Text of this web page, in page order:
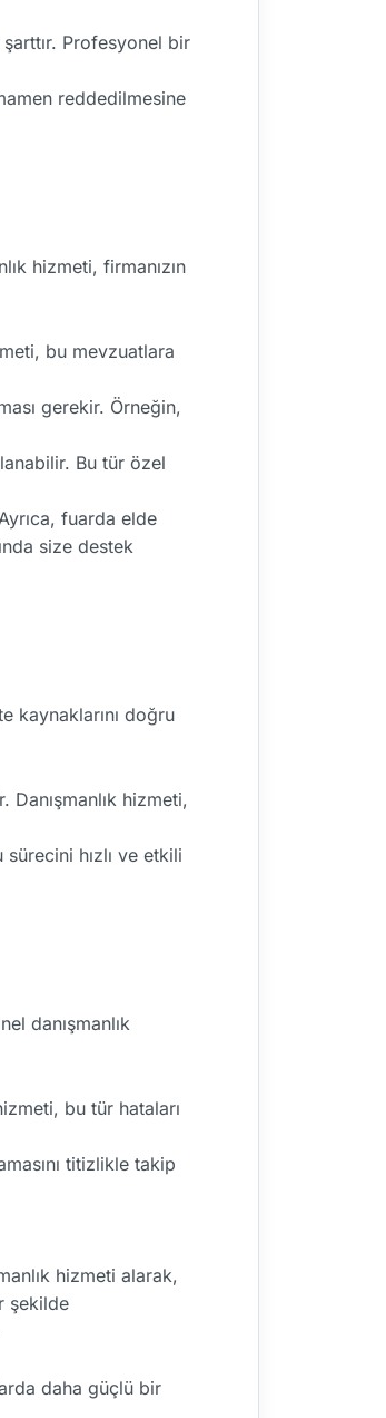
Profesyonel bir
reddedilmesine
hizmeti, firmanızın
bu mevzuatlara
gerekir. Örneğin,
Bu tür özel
fuarda elde
size destek
kaynaklarını doğru
hizmeti,
hızlı ve etkili
danışmanlık
bu tür hataları
titizlikle takip
hizmeti alarak,
şekilde
daha güçlü bir